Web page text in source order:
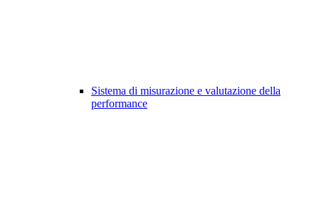
Sistema di misurazione e valutazione della
performance